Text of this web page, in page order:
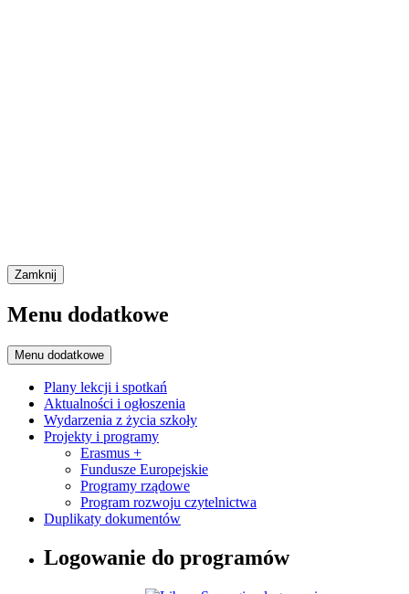
Zamknij
Menu dodatkowe
Menu dodatkowe
Plany lekcji i spotkań
Aktualności i ogłoszenia
Wydarzenia z życia szkoły
Projekty i programy
Erasmus +
Fundusze Europejskie
Programy rządowe
Program rozwoju czytelnictwa
Duplikaty dokumentów
Logowanie do programów